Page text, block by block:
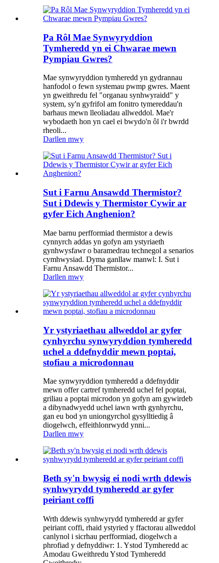
Pa Rôl Mae Synwyryddion
Tymheredd yn ei Chwarae mewn
Pympiau Gwres?
Mae synwyryddion tymheredd yn gydrannau
hanfodol o fewn systemau pwmp gwres. Maent
yn gweithredu fel "organau synhwyraidd" y
system, sy'n gyfrifol am fonitro tymereddau'n
barhaus mewn lleoliadau allweddol. Mae'r
wybodaeth hon yn cael ei bwydo'n ôl i'r bwrdd
rheoli...
Darllen mwy
Sut i Farnu Ansawdd Thermistor?
Sut i Ddewis y Thermistor Cywir ar
gyfer Eich Anghenion?
Mae barnu perfformiad thermistor a dewis
cynnyrch addas yn gofyn am ystyriaeth
gynhwysfawr o baramedrau technegol a senarios
cymhwysiad. Dyma ganllaw manwl: I. Sut i
Farnu Ansawdd Thermistor...
Darllen mwy
Yr ystyriaethau allweddol ar gyfer
cynhyrchu synwyryddion tymheredd
uchel a ddefnyddir mewn poptai,
stofiau a microdonnau
Mae synwyryddion tymheredd a ddefnyddir
mewn offer cartref tymheredd uchel fel poptai,
griliau a poptai microdon yn gofyn am gywirdeb
a dibynadwyedd uchel iawn wrth gynhyrchu,
gan eu bod yn uniongyrchol gysylltiedig â
diogelwch, effeithlonrwydd ynni...
Darllen mwy
Beth sy'n bwysig ei nodi wrth ddewis
synhwyrydd tymheredd ar gyfer
peiriant coffi
Wrth ddewis synhwyrydd tymheredd ar gyfer
peiriant coffi, rhaid ystyried y ffactorau allweddol
canlynol i sicrhau perfformiad, diogelwch a
phrofiad y defnyddiwr: 1. Ystod Tymheredd ac
Amodau Gweithredu Ystod Tymheredd